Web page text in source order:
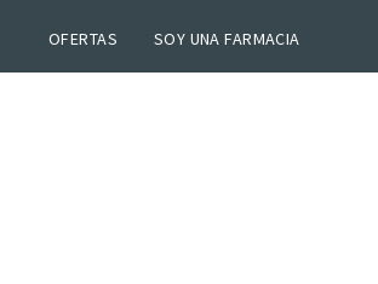
OFERTAS SOY UNA FARMACIA